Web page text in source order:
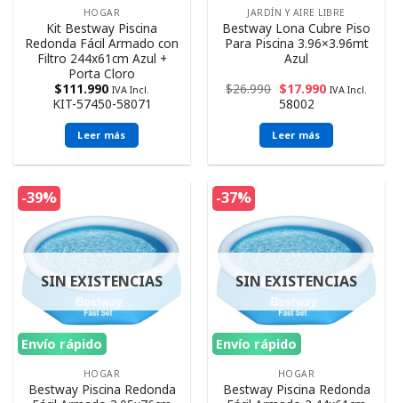
HOGAR
Kit Bestway Piscina
Redonda Fácil Armado con
Filtro 244x61cm Azul +
Porta Cloro
$111.990 IVA Incl.
KIT-57450-58071
Leer más
JARDÍN Y AIRE LIBRE
Bestway Lona Cubre Piso
Para Piscina 3.96×3.96mt
Azul
$26.990 $17.990 IVA Incl.
58002
Leer más
-39%
Envío rápido
SIN EXISTENCIAS
HOGAR
Bestway Piscina Redonda
-37%
Envío rápido
SIN EXISTENCIAS
HOGAR
Bestway Piscina Redonda